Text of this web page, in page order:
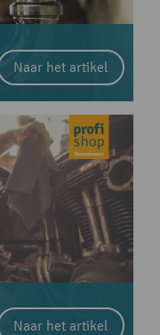
Naar het artikel
Naar het artikel